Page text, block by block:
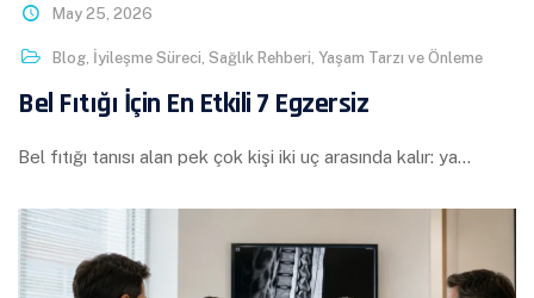
May 25, 2026
Blog İyileşme Süreci Sağlık Rehberi Yaşam Tarzı ve Önleme
Bel Fıtığı İçin En Etkili 7 Egzersiz
Bel fıtığı tanısı alan pek çok kişi iki uç arasında kalır: ya…